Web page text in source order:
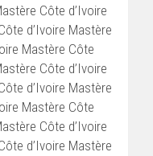
Côte d’Ivoire
d’Ivoire Mastère
Mastère Côte
Côte d’Ivoire
d’Ivoire Mastère
Mastère Côte
Côte d’Ivoire
d’Ivoire Mastère